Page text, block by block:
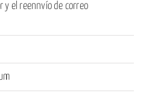
y el reennvío de correo